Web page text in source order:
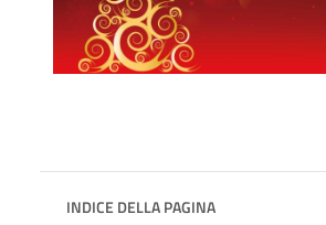
INDICE DELLA PAGINA